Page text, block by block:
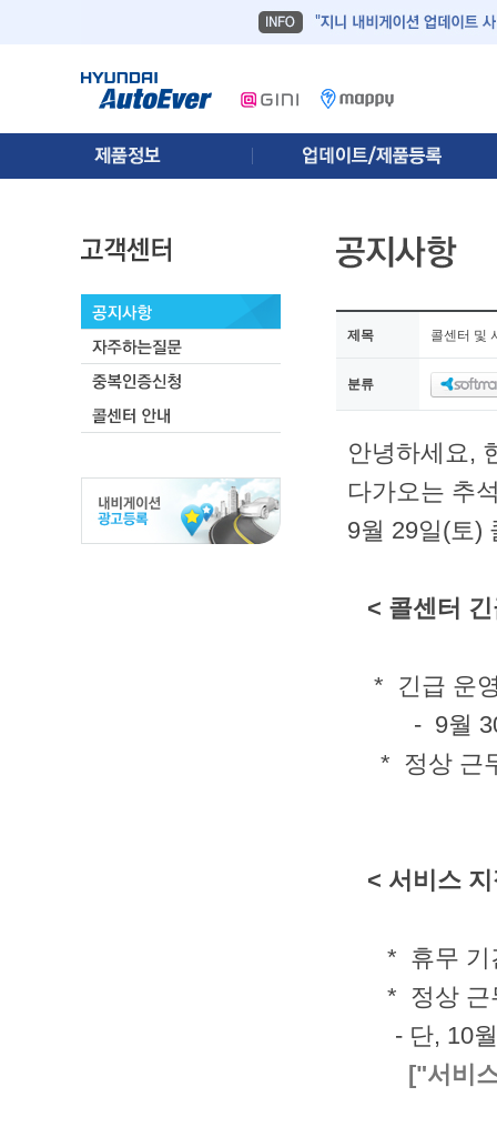
제목 콜센터 및
분류
안녕하세요,
다가오는 추
9월 29일(토)
< 콜센터 긴
* 긴급 운영
- 9월 30일
* 정상 근
< 서비스 지
* 휴무 기
* 정상 근
- 단, 10
["서비